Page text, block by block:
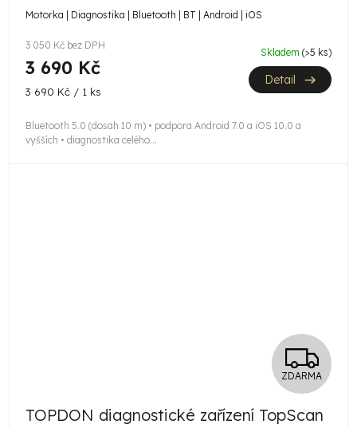
M
A
Motorka | Diagnostika | Bluetooth | BT | Android | iOS
3 050 Kč bez DPH
3 690 Kč
Měrná
3 690 Kč / 1 ks
Skladem (>5 ks)
Detail
Bluetooth 5.0 (dosah 10 m) • podpora Android 7.0 a iOS 10.0 a
vyšších • diagnostika celého...
Z
D
ZDARMA
TOPDON diagnostické zařízení TopScan